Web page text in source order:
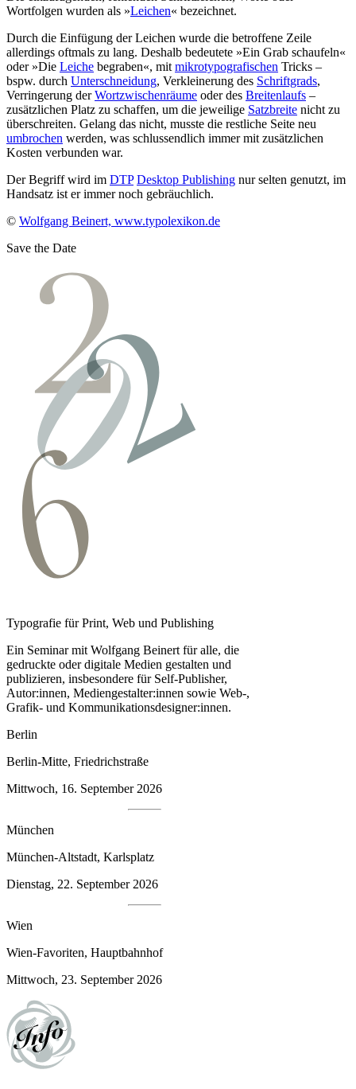
Wortfolgen wurden als »Leichen« bezeichnet.
Durch die Einfügung der Leichen wurde die betroffene Zeile
allerdings oftmals zu lang. Deshalb bedeutete »Ein Grab schaufeln«
oder »Die Leiche begraben«, mit mikrotypografischen Tricks –
bspw. durch Unterschneidung, Verkleinerung des Schriftgrads,
Verringerung derWortzwischenräume oder des Breitenlaufs –
zusätzlichen Platz zu schaffen, um die jeweilige Satzbreite nicht zu
überschreiten. Gelang das nicht, musste die restliche Seite neu
umbrochen werden, was schlussendlich immer mit zusätzlichen
Kosten verbunden war.
Der Begriff wird im DTP Desktop Publishing nur selten genutzt, im
Handsatz ist er immer noch gebräuchlich.
© Wolfgang Beinert, www.typolexikon.de
Save the Date
Typografie für Print, Web und Publishing
Ein Seminar mit Wolfgang Beinert für alle, die
gedruckte oder digitale Medien gestalten und
publizieren, insbesondere für Self-Publisher,
Autor:innen, Medien­gestalter:innen sowie Web-,
Grafik- und Kommunikationsdesigner:innen.
Berlin
Berlin-Mitte, Friedrichstraße
Mittwoch, 16. September 2026
München
München-Altstadt, Karlsplatz
Dienstag, 22. September 2026
Wien
Wien-Favoriten, Hauptbahnhof
Mittwoch, 23. September 2026